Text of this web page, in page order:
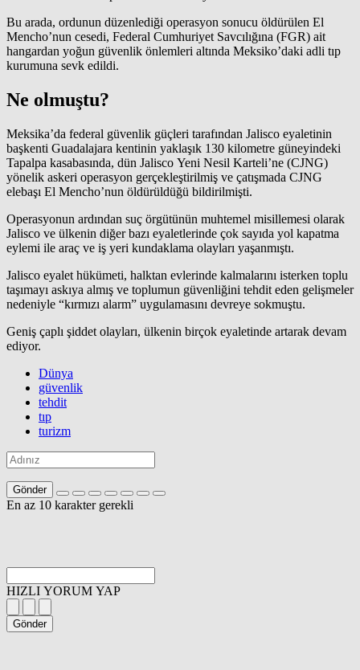
Bu arada, ordunun düzenlediği operasyon sonucu öldürülen El
Mencho’nun cesedi, Federal Cumhuriyet Savcılığına (FGR) ait
hangardan yoğun güvenlik önlemleri altında Meksiko’daki adli tıp
kurumuna sevk edildi.
Ne olmuştu?
Meksika’da federal güvenlik güçleri tarafından Jalisco eyaletinin
başkenti Guadalajara kentinin yaklaşık 130 kilometre güneyindeki
Tapalpa kasabasında, dün Jalisco Yeni Nesil Karteli’ne (CJNG)
yönelik askeri operasyon gerçekleştirilmiş ve çatışmada CJNG
elebaşı El Mencho’nun öldürüldüğü bildirilmişti.
Operasyonun ardından suç örgütünün muhtemel misillemesi olarak
Jalisco ve ülkenin diğer bazı eyaletlerinde çok sayıda yol kapatma
eylemi ile araç ve iş yeri kundaklama olayları yaşanmıştı.
Jalisco eyalet hükümeti, halktan evlerinde kalmalarını isterken toplu
taşımayı askıya almış ve toplumun güvenliğini tehdit eden gelişmeler
nedeniyle “kırmızı alarm” uygulamasını devreye sokmuştu.
Geniş çaplı şiddet olayları, ülkenin birçok eyaletinde artarak devam
ediyor.
Dünya
güvenlik
tehdit
tıp
turizm
Gönder
En az 10 karakter gerekli
HIZLI YORUM YAP
Gönder